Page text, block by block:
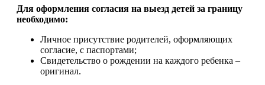
Для оформления согласия на выезд детей за границу
необходимо:
Личное присутствие родителей, оформляющих
согласие, с паспортами;
Свидетельство о рождении на каждого ребенка –
оригинал.